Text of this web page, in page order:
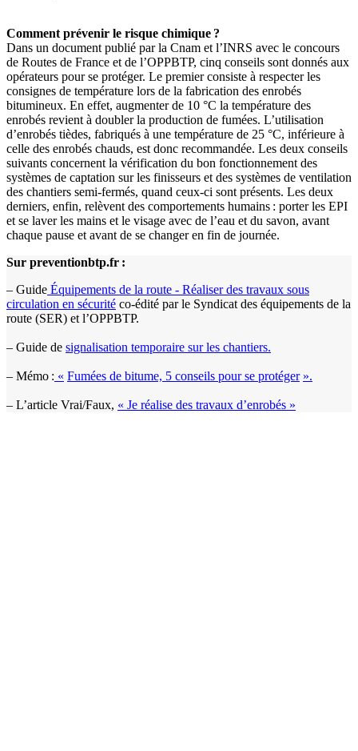
Comment prévenir le risque chimique ?
Dans un document publié par la Cnam et l’INRS avec le concours
de Routes de France et de l’OPPBTP, cinq conseils sont donnés aux
opérateurs pour se protéger. Le premier consiste à respecter les
consignes de température lors de la fabrication des enrobés
bitumineux. En effet, augmenter de 10 °C la température des
enrobés revient à doubler la production de fumées. L’utilisation
d’enrobés tièdes, fabriqués à une température de 25 °C, inférieure à
celle des enrobés chauds, est donc recommandée. Les deux conseils
suivants concernent la vérification du bon fonctionnement des
systèmes de captation sur les finisseurs et des systèmes de ventilation
des chantiers semi-fermés, quand ceux-ci sont présents. Les deux
derniers, enfin, relèvent des comportements humains : porter les EPI
et se laver les mains et le visage avec de l’eau et du savon, avant
chaque pause et avant de se changer en fin de journée.
Sur preventionbtp.fr :
– Guide Équipements de la route - Réaliser des travaux sous
circulation en sécurité co-édité par le Syndicat des équipements de la
route (SER) et l’OPPBTP.
– Guide de signalisation temporaire sur les chantiers.
– Mémo : « Fumées de bitume, 5 conseils pour se protéger ».
– L’article Vrai/Faux, « Je réalise des travaux d’enrobés »